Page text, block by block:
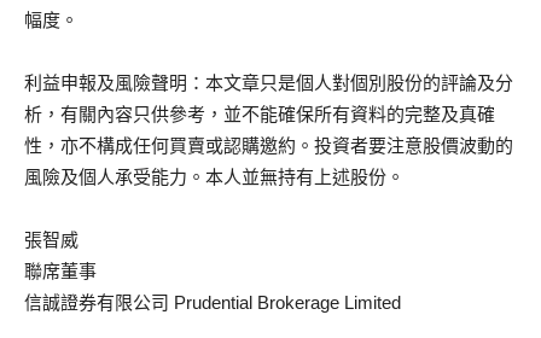
幅度。
利益申報及風險聲明：本文章只是個人對個別股份的評論及分
析，有關內容只供參考，並不能確保所有資料的完整及真確
性，亦不構成任何買賣或認購邀約。投資者要注意股價波動的
風險及個人承受能力。本人並無持有上述股份。
張智威
聯席董事
信誠證券有限公司 Prudential Brokerage Limited